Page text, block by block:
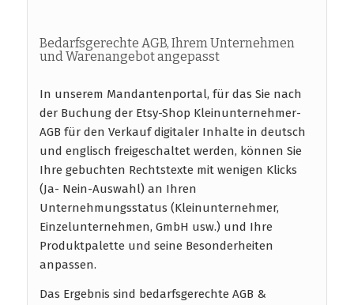
Bedarfsgerechte AGB, Ihrem Unternehmen
und Warenangebot angepasst
In unserem Mandantenportal, für das Sie nach
der Buchung der Etsy-Shop Kleinunternehmer-
AGB für den Verkauf digitaler Inhalte in deutsch
und englisch freigeschaltet werden, können Sie
Ihre gebuchten Rechtstexte mit wenigen Klicks
(Ja- Nein-Auswahl) an Ihren
Unternehmungsstatus (Kleinunternehmer,
Einzelunternehmen, GmbH usw.) und Ihre
Produktpalette und seine Besonderheiten
anpassen.
Das Ergebnis sind bedarfsgerechte AGB &